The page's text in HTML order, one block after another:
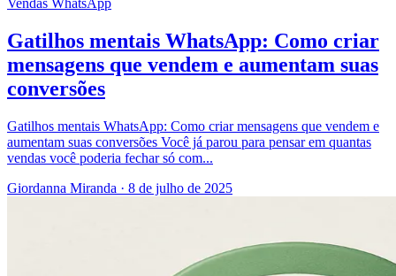
Vendas WhatsApp
Gatilhos mentais WhatsApp: Como criar
mensagens que vendem e aumentam suas
conversões
Gatilhos mentais WhatsApp: Como criar mensagens que vendem e
aumentam suas conversões Você já parou para pensar em quantas
vendas você poderia fechar só com...
Giordanna Miranda · 8 de julho de 2025